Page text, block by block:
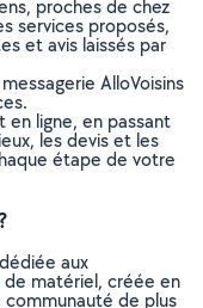
proches de chez
services proposés,
et avis laissés par
AlloVoisins
ligne, en passant
les devis et les
étape de votre
aux
matériel, créée en
communauté de plus